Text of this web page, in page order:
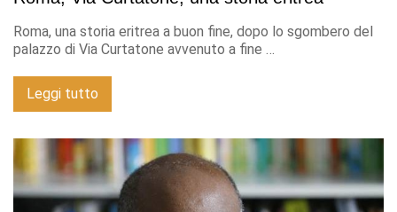
Roma, una storia eritrea a buon fine, dopo lo sgombero del
palazzo di Via Curtatone avvenuto a fine …
Leggi tutto